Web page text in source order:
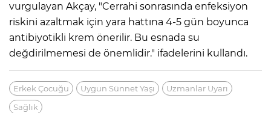
vurgulayan Akçay, "Cerrahi sonrasında enfeksiyon
riskini azaltmak için yara hattına 4-5 gün boyunca
antibiyotikli krem önerilir. Bu esnada su
değdirilmemesi de önemlidir." ifadelerini kullandı.
Erkek Çocuğu Uygun Sünnet Yaşı
Uzmanlar Uyarı
Sağlık